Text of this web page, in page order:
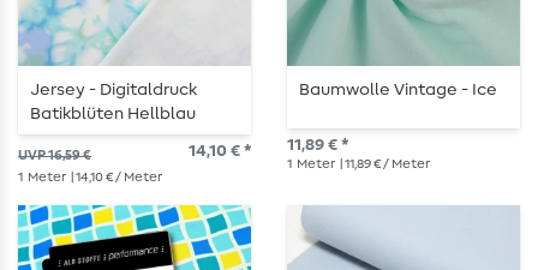
Jersey - Digitaldruck
Batikblüten Hellblau
UVP 16,59 € 14,10 € *
1 Meter | 14,10 € / Meter
Baumwolle Vintage - Ice
11,89 € *
1 Meter | 11,89 € / Meter